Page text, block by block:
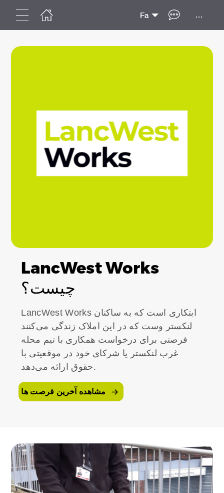
Fa ...
LancWest Works
چیست؟
LancWest Works ابتکاری است که به ساکنان
لنکستر وست که در این املاک زندگی می‌کنند
فرصتی برای درخواست همکاری با تیم محله
غرب لنکستر یا شرکای خود در موقعیتی با
حقوق ارائه می‌دهد.
مشاهده آخرین فرصت ها